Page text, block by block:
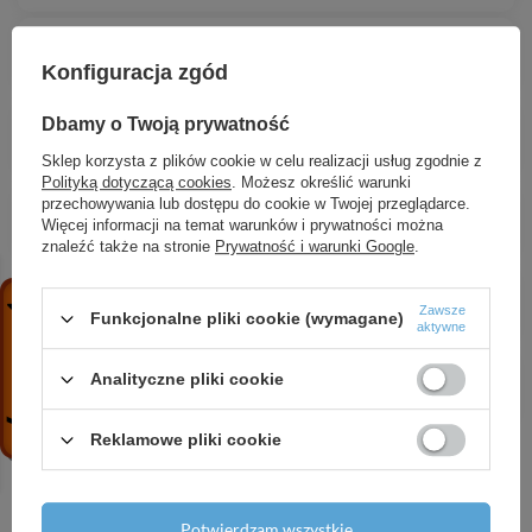
TYP C gniazdo na wąż 3" - PP
37,87 zł / szt.
GEKA Złącze kłowe 1" - 25mm
Łącznik prosty do węża 3/4" - 19mm
6,40 zł / szt.
IMITATE GK Złącze kłowe GW 1"
14,13 zł / szt.
Szybkozłącze na wąż 9mm
Konfiguracja zgód
Dbamy o Twoją prywatność
Sklep korzysta z plików cookie w celu realizacji usług zgodnie z
Polityką dotyczącą cookies. Możesz określić warunki
przechowywania lub dostępu do cookie w Twojej przeglądarce.
Więcej informacji na temat warunków i prywatności można
znaleźć także na stronie Prywatność i warunki Google.
Funkcjonalne pliki cookie (wymagane) Zawsze
aktywne
Analityczne pliki cookie
Reklamowe pliki cookie